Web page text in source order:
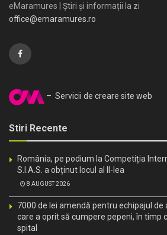
eMaramures | Știri și informații la zi
office@emaramures.ro
– Servicii de creare site web
Stiri Recente
România, pe podium la Competiția
S.I.A.S. a obținut locul al II-lea
8 AUGUST 2026
7000 de lei amendă pentru echipajul de
care a oprit să cumpere pepeni, în timp
spital